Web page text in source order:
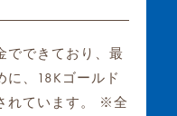
でできており、最
に、18Kゴールド
れています。 ※全